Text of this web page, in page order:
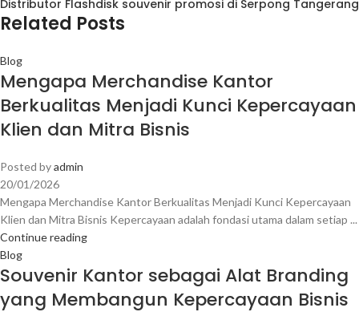
Distributor Flashdisk souvenir promosi di Serpong Tangerang
Related Posts
Blog
Mengapa Merchandise Kantor
Berkualitas Menjadi Kunci Kepercayaan
Klien dan Mitra Bisnis
Posted byadmin
20/01/2026
Mengapa Merchandise Kantor Berkualitas Menjadi Kunci Kepercayaan
Klien dan Mitra Bisnis Kepercayaan adalah fondasi utama dalam setiap ...
Continue reading
Blog
Souvenir Kantor sebagai Alat Branding
yang Membangun Kepercayaan Bisnis